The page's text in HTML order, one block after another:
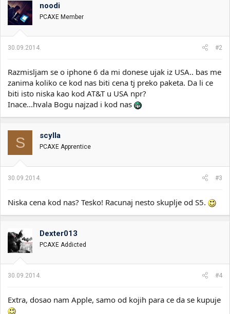
noodi
PCAXE Member
30.09.2014. #2
Razmisljam se o iphone 6 da mi donese ujak iz USA.. bas me
zanima koliko ce kod nas biti cena tj preko paketa. Da li ce
biti isto niska kao kod AT&T u USA npr?
Inace...hvala Bogu najzad i kod nas
S scylla
PCAXE Apprentice
30.09.2014. #3
Niska cena kod nas? Tesko! Racunaj nesto skuplje od S5.
Dexter013
PCAXE Addicted
30.09.2014. #4
Extra, dosao nam Apple, samo od kojih para ce da se kupuje